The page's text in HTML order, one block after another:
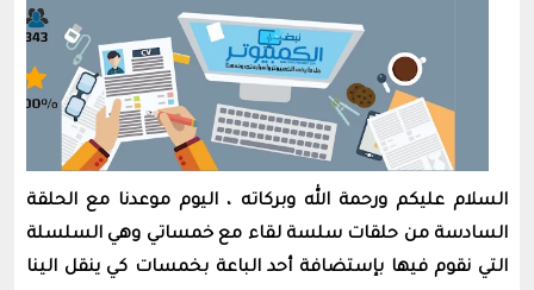
السلام عليكم ورحمة الله وبركاته ، اليوم موعدنا مع الحلقة
السادسة من حلقات سلسة لقاء مع خمساتي وهي السلسلة
التي نقوم فيها بإستضافة أحد الباعة بخمسات كي ينقل الينا